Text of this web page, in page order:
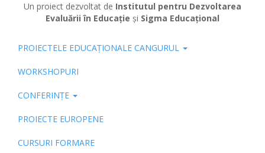
Un proiect dezvoltat de Institutul pentru Dezvoltarea
Evaluării în Educație și Sigma Educațional
Pub
PROIECTELE EDUCAȚIONALE CANGURUL
WORKSHOPURI
CONFERINȚE
PROIECTE EUROPENE
CURSURI FORMARE